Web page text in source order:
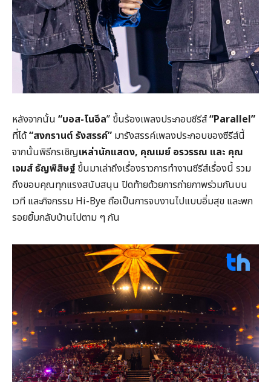
หลังจากนั้น “บอส-โนอึล” ขึ้นร้องเพลงประกอบซีรีส์“Parallel”
ที่ได้“สงกรานต์ รังสรรค์” มารังสรรค์เพลงประกอบของซีรีส์นี้
จากนั้นพิธีกรเชิญเหล่านักแสดง, คุณเมย์ อรวรรณ และ คุณ
เจมส์ ธัญพิสิษฐ์ ขึ้นมาเล่าถึงเรื่องราวการทำงานซีรีส์เรื่องนี้ รวม
ถึงขอบคุณทุกแรงสนับสนุน ปิดท้ายด้วยการถ่ายภาพร่วมกันบน
เวที และกิจกรรม Hi-Bye ถือเป็นการจบงานไปแบบอิ่มสุข และพก
รอยยิ้มกลับบ้านไปตาม ๆ กัน